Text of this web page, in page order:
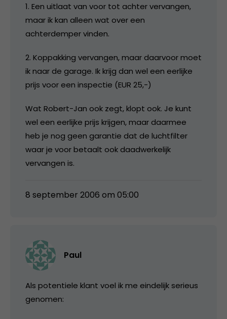
1. Een uitlaat van voor tot achter vervangen,
maar ik kan alleen wat over een
achterdemper vinden.
2. Koppakking vervangen, maar daarvoor moet
ik naar de garage. Ik krijg dan wel een eerlijke
prijs voor een inspectie (EUR 25,-)
Wat Robert-Jan ook zegt, klopt ook. Je kunt
wel een eerlijke prijs krijgen, maar daarmee
heb je nog geen garantie dat de luchtfilter
waar je voor betaalt ook daadwerkelijk
vervangen is.
8 september 2006 om 05:00
Paul
Als potentiele klant voel ik me eindelijk serieus
genomen: